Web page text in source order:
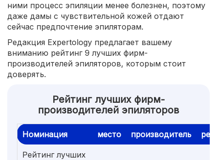
ними процесс эпиляции менее болезнен, поэтому
даже дамы с чувствительной кожей отдают
сейчас предпочтение эпиляторам.
Редакция Expertology предлагает вашему
вниманию рейтинг 9 лучших фирм-
производителей эпиляторов, которым стоит
доверять.
Рейтинг лучших фирм-
производителей эпиляторов
Номинация место производитель
Рейтинг лучших